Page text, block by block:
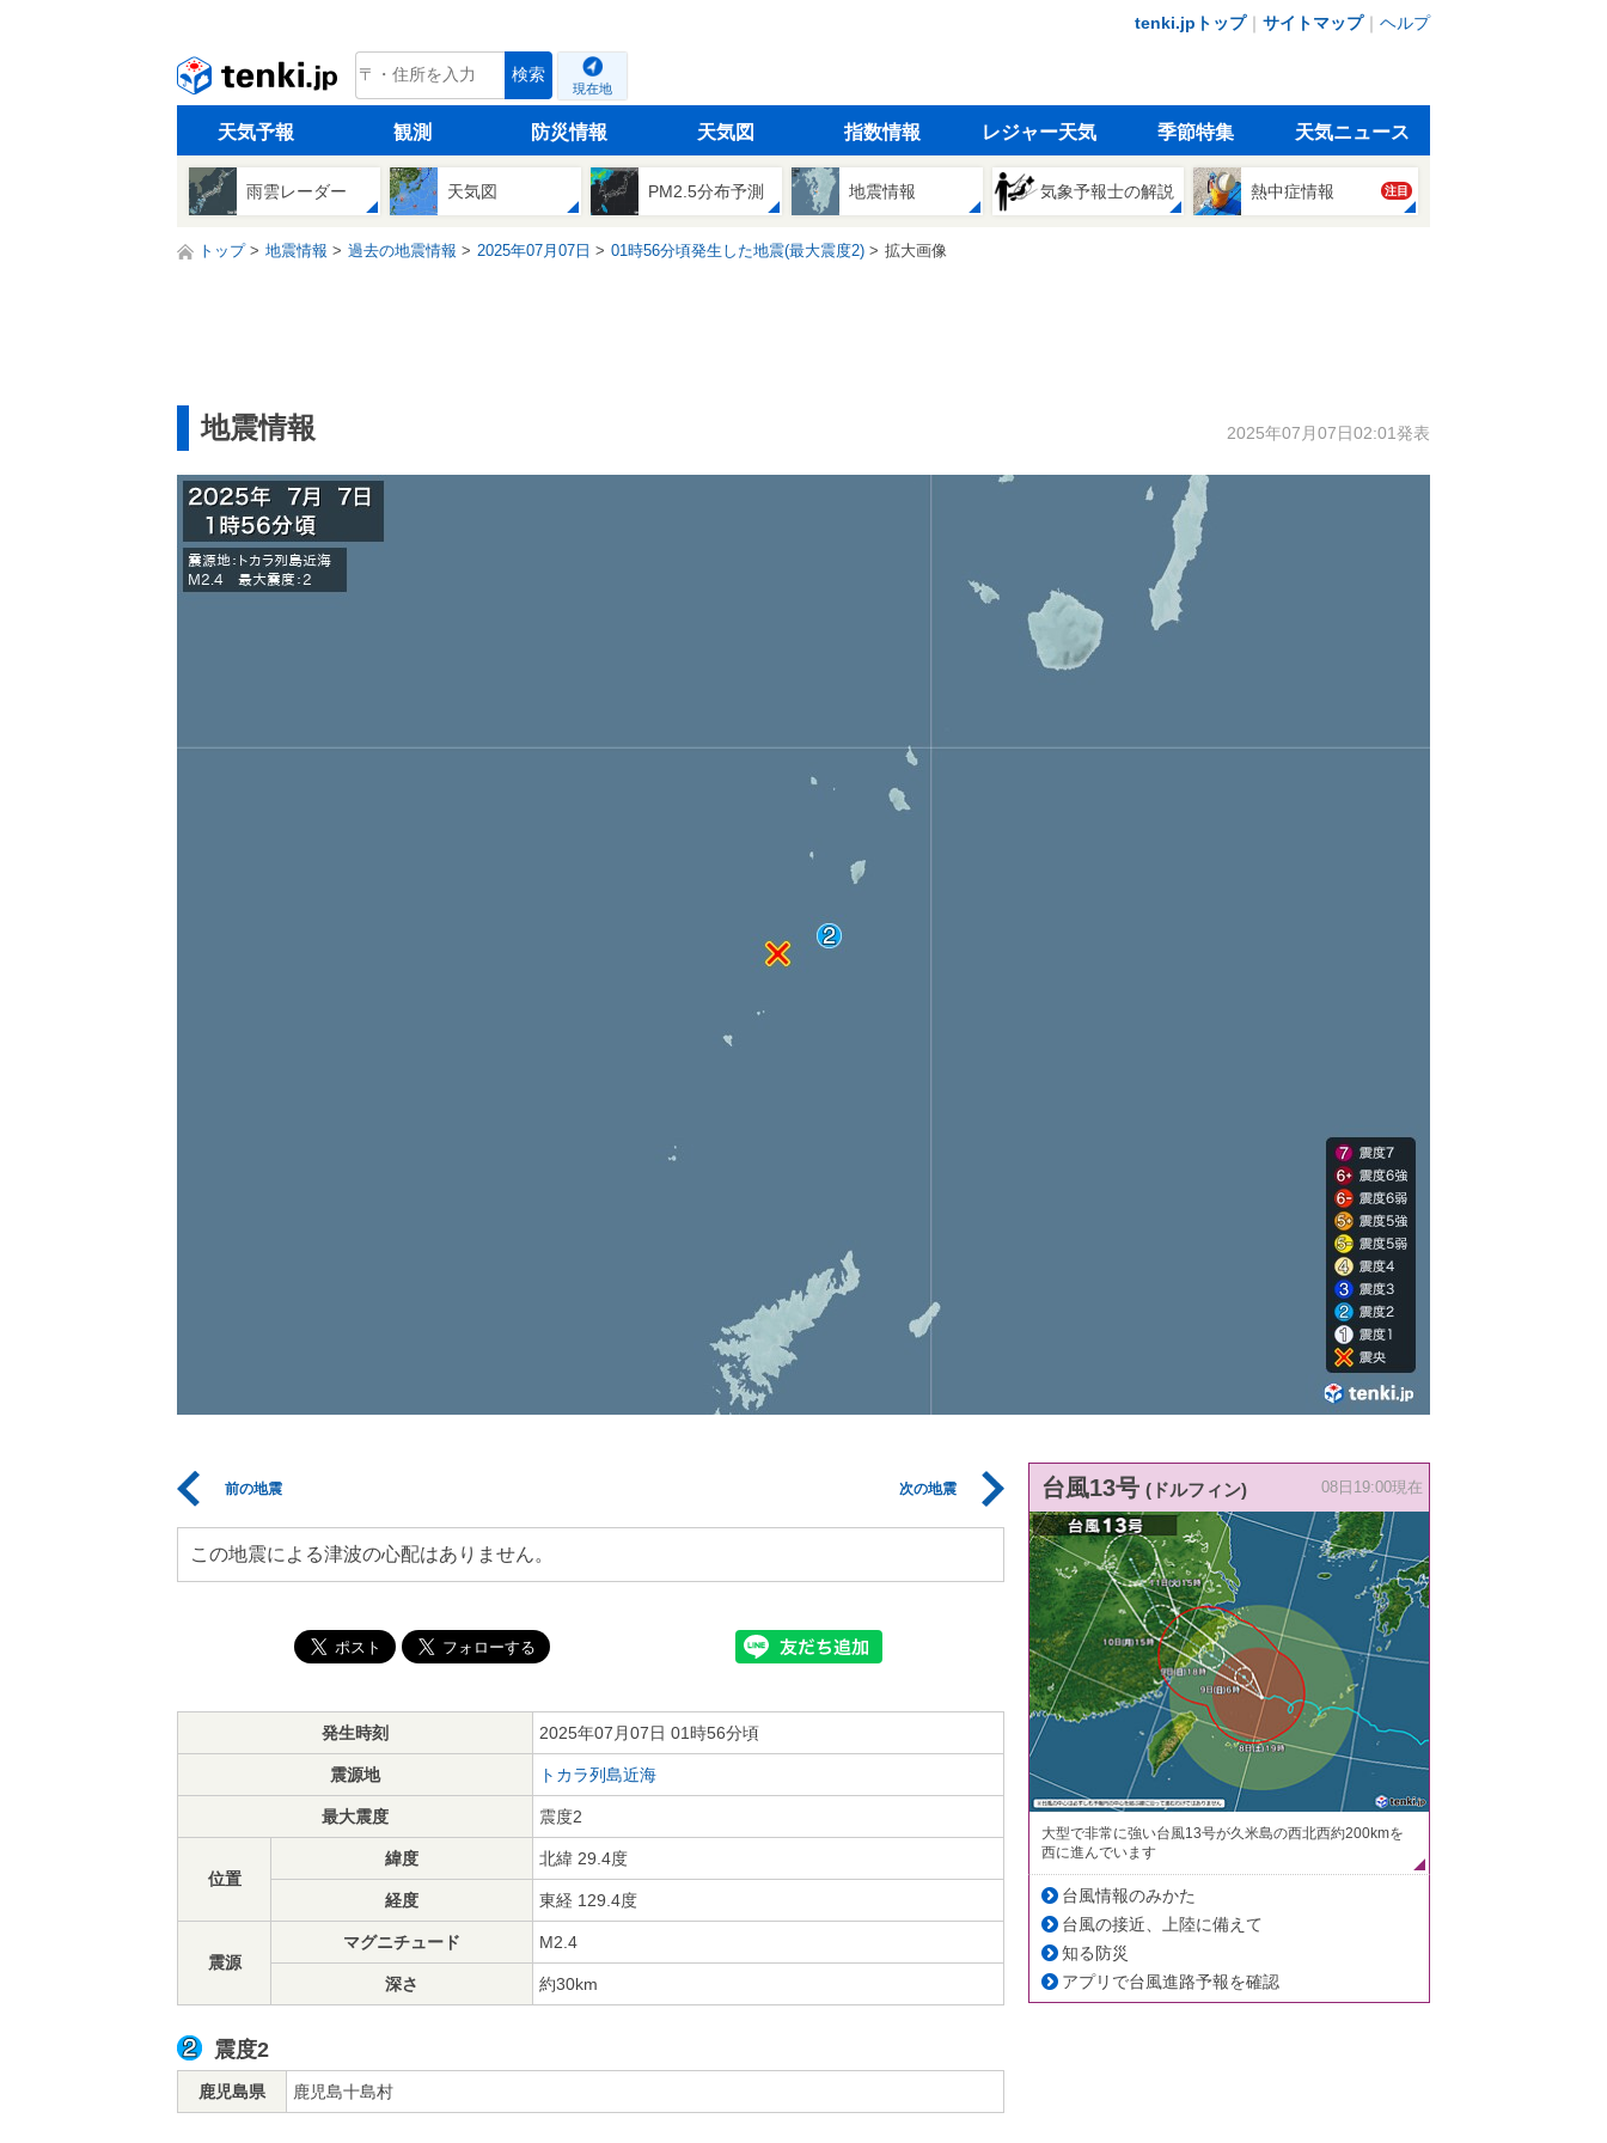
tenki.jpトップ｜ サイトマップ｜ ヘルプ
tenki.jp 検索
現在地
天気予報 観測 防災情報 天気図 指数情報 レジャー天気 季節特集 天気ニュース
雨雲レーダー 天気図 PM2.5分布予測 地震情報 気象予報士の解説 熱中症情報 注目
トップ 地震情報 過去の地震情報 2025年07月07日 01時56分頃発生した地震(最大震度2) 拡大画像
地震情報 2025年07月07日02:01発表
前の地震 次の地震
この地震による津波の心配はありません。
発生時刻 2025年07月07日 01時56分頃
震源地 トカラ列島近海
最大震度 震度2
位置
緯度 北緯 29.4度
経度 東経 129.4度
震源
マグニチュード M2.4
深さ 約30km
震度2
鹿児島県 鹿児島十島村
台風13号 (ドルフィン) 08日19:00現在
大型で非常に強い台風13号が久米島の西北西約200kmを
西に進んでいます
台風情報のみかた
台風の接近、上陸に備えて
知る防災
アプリで台風進路予報を確認